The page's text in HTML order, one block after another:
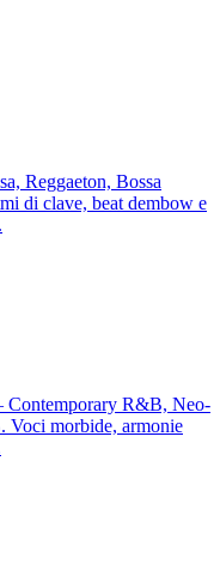
Reggaeton, Bossa
di clave, beat dembow e
R&B, Neo-
Voci morbide, armonie